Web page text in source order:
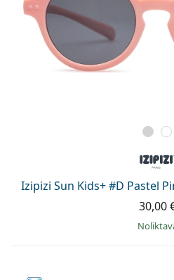
Izipizi Sun Kids+ #D Pastel
30,00